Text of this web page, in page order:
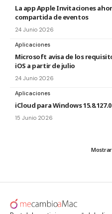
La app Apple Invitaciones
compartida de eventos
24 Junio 2026
Aplicaciones
Microsoft avisa de los
iOS a partir de julio
24 Junio 2026
Aplicaciones
iCloud para Windows
15 Junio 2026